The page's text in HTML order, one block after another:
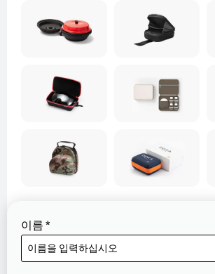
이름 *